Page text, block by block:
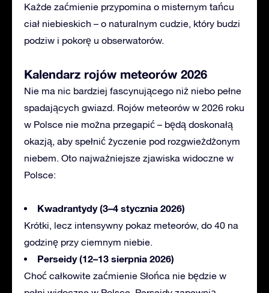
Każde zaćmienie przypomina o misternym tańcu
ciał niebieskich – o naturalnym cudzie, który budzi
podziw i pokorę u obserwatorów.
Kalendarz rojów meteorów 2026
Nie ma nic bardziej fascynującego niż niebo pełne
spadających gwiazd. Rojów meteorów w 2026 roku
w Polsce nie można przegapić – będą doskonałą
okazją, aby spełnić życzenie pod rozgwieżdżonym
niebem. Oto najważniejsze zjawiska widoczne w
Polsce:
Kwadrantydy (3–4 stycznia 2026)
Krótki, lecz intensywny pokaz meteorów, do 40 na
godzinę przy ciemnym niebie.
Perseidy (12–13 sierpnia 2026)
Choć całkowite zaćmienie Słońca nie będzie w